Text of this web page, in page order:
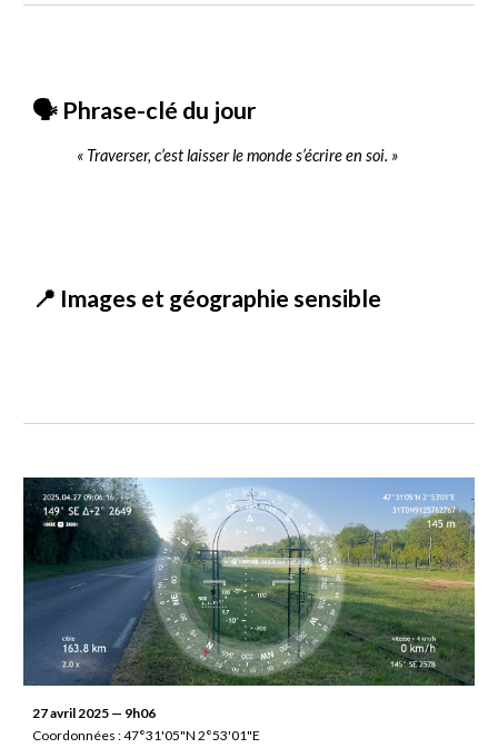
🗣️ Phrase-clé du jour
« Traverser, c’est laisser le monde s’écrire en soi. »
📍 Images et géographie sensible
27 avril 2025 — 9h06
Coordonnées : 47°31'05"N 2°53'01"E